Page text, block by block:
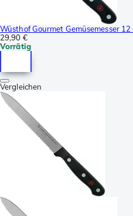
Wüsthof Gourmet Gemüsemesser
29,90 €
Vorrätig
Vergleichen